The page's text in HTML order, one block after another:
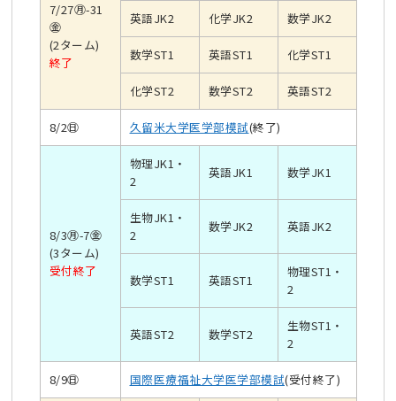
7/27㊊-31
㊎
(2ターム)
終了
英語JK2 化学JK2 数学JK2
数学ST1 英語ST1 化学ST1
化学ST2 数学ST2 英語ST2
8/2㊐ 久留米大学医学部模試(終了)
8/3㊊-7㊎
(3ターム)
受付終了
物理JK1・
2
英語JK1 数学JK1
生物JK1・
2
数学JK2 英語JK2
数学ST1 英語ST1
物理ST1・
2
英語ST2 数学ST2
生物ST1・
2
8/9㊐ 国際医療福祉大学医学部模試(受付終了)